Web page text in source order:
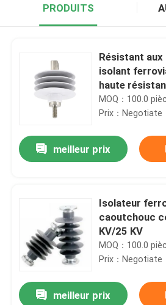
PRODUITS
Résistant
isolant
haute
MOQ：100.0
Prix：Negotiate
meilleur prix
Isolateur
caoutchouc
KV/25 KV
MOQ：100.0
Prix：Negotiate
meilleur prix